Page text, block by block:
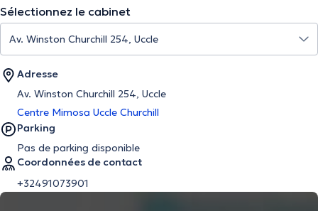
Sélectionnez le cabinet
Adresse
Av. Winston Churchill 254, Uccle
Centre Mimosa Uccle Churchill
Parking
Pas de parking disponible
Coordonnées de contact
+32491073901